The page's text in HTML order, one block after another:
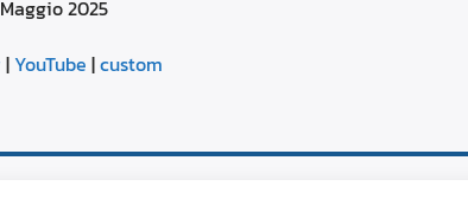
2025
| YouTube |custom